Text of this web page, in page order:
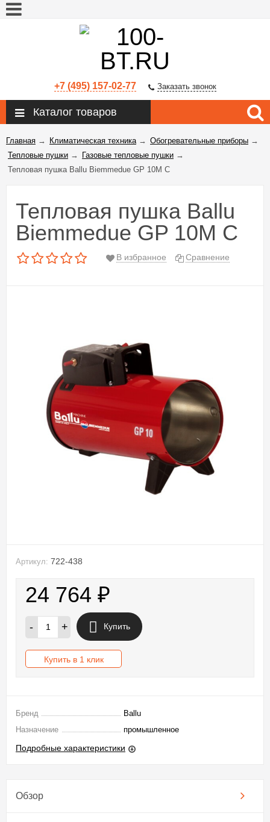
+7 (495) 157-02-77 Заказать звонок
Каталог товаров
Главная → Климатическая техника→ Обогревательные приборы →
Тепловые пушки → Газовые тепловые пушки →
Тепловая пушка Ballu Biemmedue GP 10M C
Тепловая пушка Ballu
Biemmedue GP 10M C
В избранное Сравнение
Артикул: 722-438
24 764 ₽
- + Купить
Купить в 1 клик
Бренд
Ballu
Назначение
промышленное
Подробные характеристики
Обзор